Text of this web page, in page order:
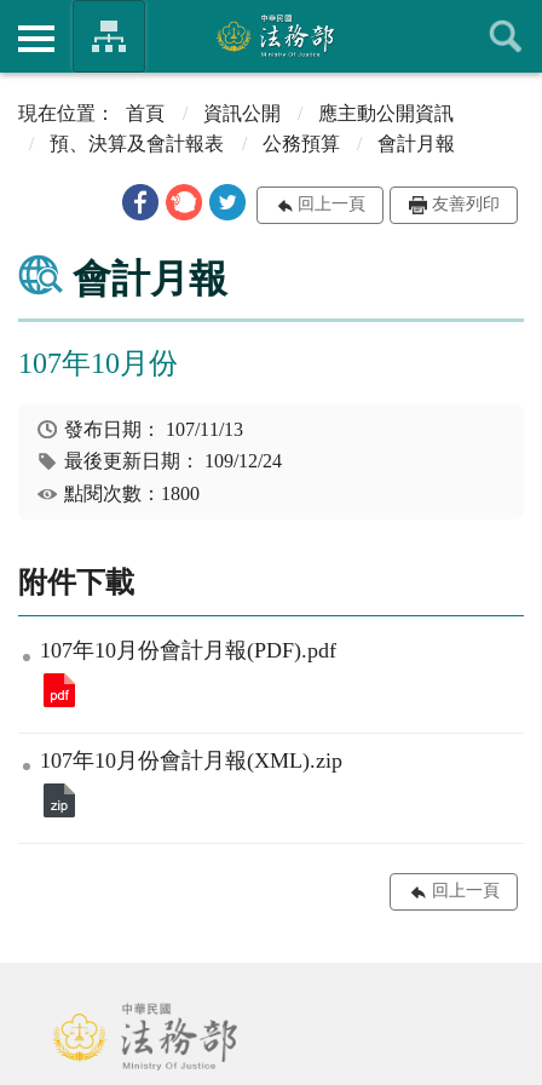
首頁 資訊公開
應主動公開資訊
預、決算及會計報表
公務預算 會計月報
回上一頁 友善列印
會計月報
107年10月份
發布日期： 107/11/13
最後更新日期： 109/12/24
點閱次數：1800
附件下載
107年10月份會計月報(PDF).pdf
107年10月份會計月報(XML).zip
回上一頁